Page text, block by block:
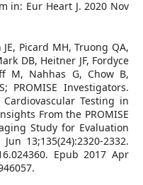
in: Eur Heart J. 2020 Nov
Picard MH, Truong QA,
DB, Heitner JF, Fordyce
M, Nahhas G, Chow B,
PROMISE Investigators.
Testing in
From the PROMISE
Study for Evaluation
13;135(24):2320-2332.
Epub 2017 Apr